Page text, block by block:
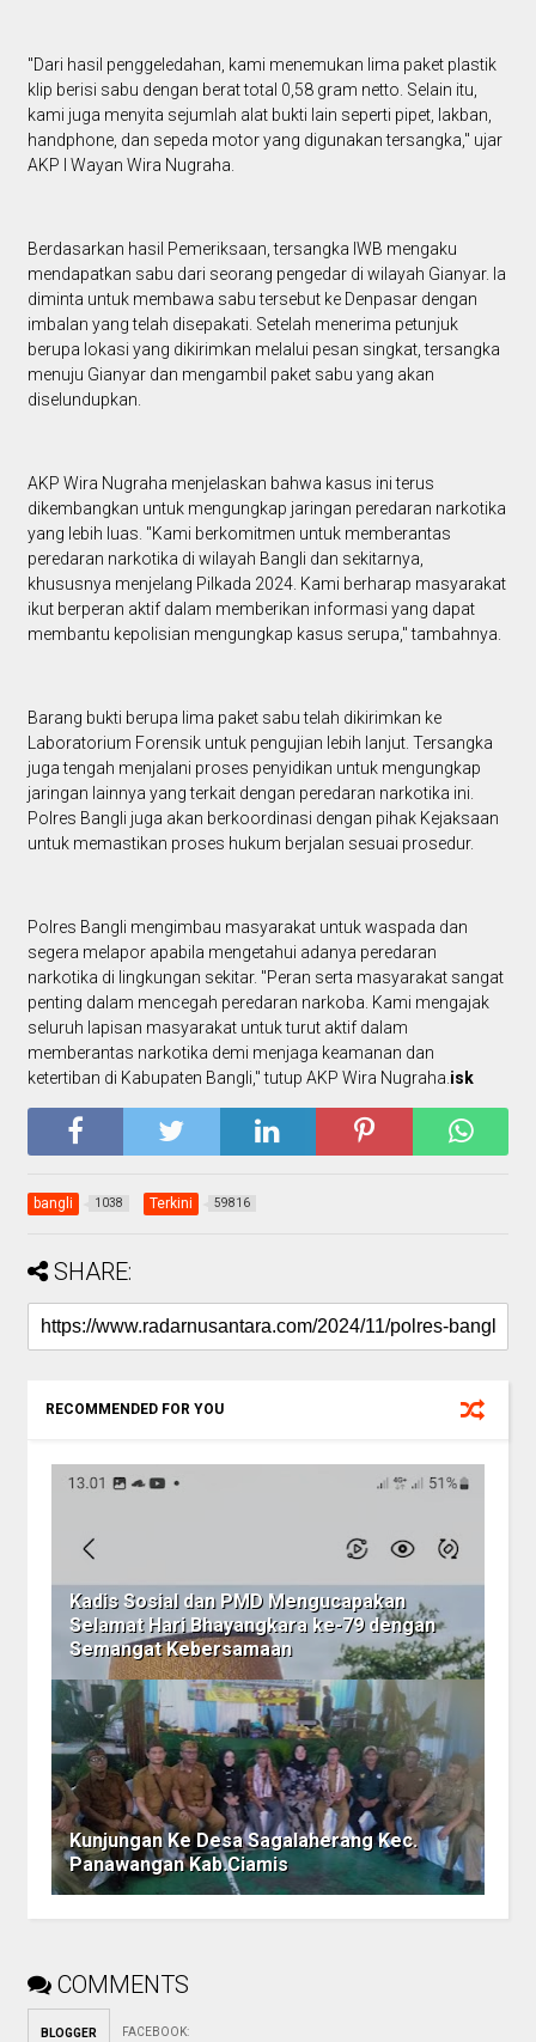
"Dari hasil penggeledahan, kami menemukan lima paket plastik
klip berisi sabu dengan berat total 0,58 gram netto. Selain itu,
kami juga menyita sejumlah alat bukti lain seperti pipet, lakban,
handphone, dan sepeda motor yang digunakan tersangka," ujar
AKP I Wayan Wira Nugraha.
Berdasarkan hasil Pemeriksaan, tersangka IWB mengaku
mendapatkan sabu dari seorang pengedar di wilayah Gianyar. Ia
diminta untuk membawa sabu tersebut ke Denpasar dengan
imbalan yang telah disepakati. Setelah menerima petunjuk
berupa lokasi yang dikirimkan melalui pesan singkat, tersangka
menuju Gianyar dan mengambil paket sabu yang akan
diselundupkan.
AKP Wira Nugraha menjelaskan bahwa kasus ini terus
dikembangkan untuk mengungkap jaringan peredaran narkotika
yang lebih luas. "Kami berkomitmen untuk memberantas
peredaran narkotika di wilayah Bangli dan sekitarnya,
khususnya menjelang Pilkada 2024. Kami berharap masyarakat
ikut berperan aktif dalam memberikan informasi yang dapat
membantu kepolisian mengungkap kasus serupa," tambahnya.
Barang bukti berupa lima paket sabu telah dikirimkan ke
Laboratorium Forensik untuk pengujian lebih lanjut. Tersangka
juga tengah menjalani proses penyidikan untuk mengungkap
jaringan lainnya yang terkait dengan peredaran narkotika ini.
Polres Bangli juga akan berkoordinasi dengan pihak Kejaksaan
untuk memastikan proses hukum berjalan sesuai prosedur.
Polres Bangli mengimbau masyarakat untuk waspada dan
segera melapor apabila mengetahui adanya peredaran
narkotika di lingkungan sekitar. "Peran serta masyarakat sangat
penting dalam mencegah peredaran narkoba. Kami mengajak
seluruh lapisan masyarakat untuk turut aktif dalam
memberantas narkotika demi menjaga keamanan dan
ketertiban di Kabupaten Bangli," tutup AKP Wira Nugraha. isk
bangli 1038 Terkini 59816
SHARE:
RECOMMENDED FOR YOU
Kadis Sosial dan PMD Mengucapakan
Selamat Hari Bhayangkara ke-79 dengan
Semangat Kebersamaan
Kunjungan Ke Desa Sagalaherang Kec.
Panawangan Kab.Ciamis
COMMENTS
BLOGGER FACEBOOK: